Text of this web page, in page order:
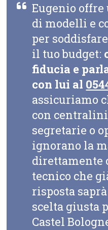
Eugenio offre
di modelli e
per
il tuo budget:
fiducia e
con lui al
assicuriamo
con
segretarie o
ignorano la
direttamente
tecnico che
risposta
scelta giusta
Castel